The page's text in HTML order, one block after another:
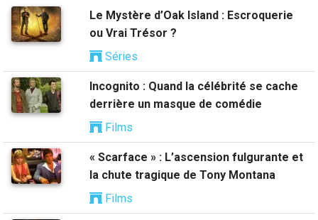
Le Mystère d’Oak Island : Escroquerie
ou Vrai Trésor ?
Séries
Incognito : Quand la célébrité se cache
derrière un masque de comédie
Films
« Scarface » : L’ascension fulgurante et
la chute tragique de Tony Montana
Films